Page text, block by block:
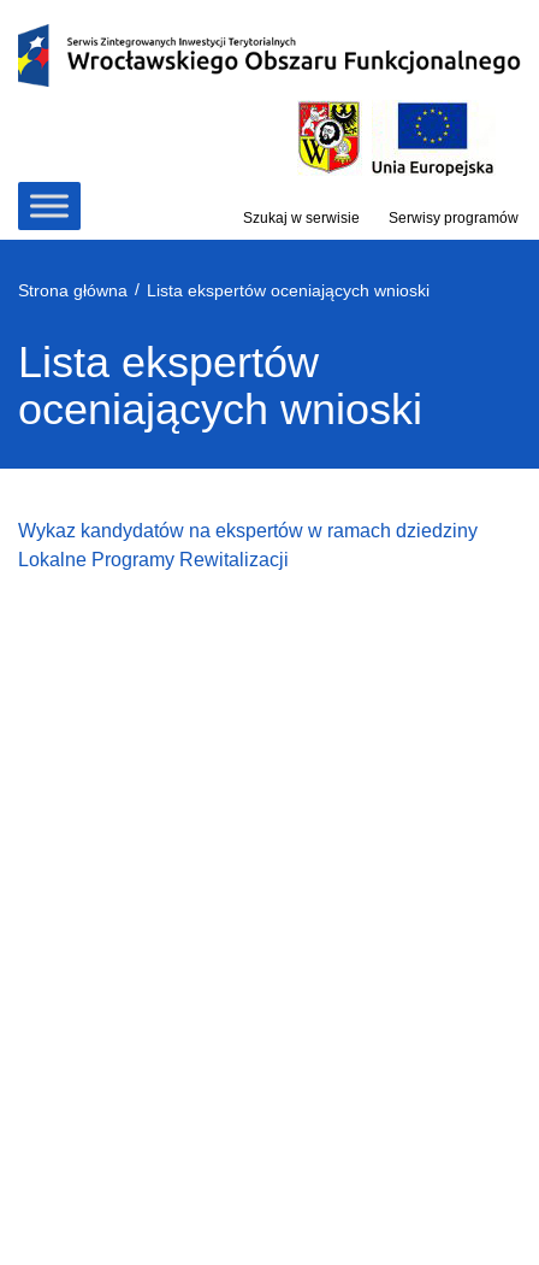
treści
Szukaj w serwisie Serwisy programów
Strona główna / Lista ekspertów oceniających wnioski
Lista ekspertów
oceniających wnioski
Wykaz kandydatów na ekspertów w ramach dziedziny
Lokalne Programy Rewitalizacji